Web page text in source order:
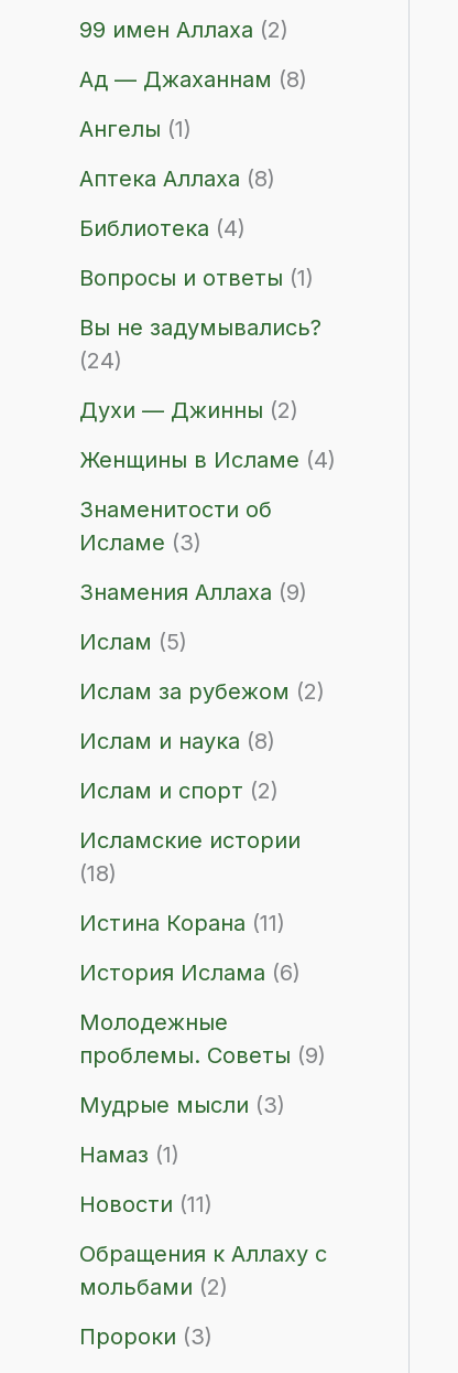
99 имен Аллаха (2)
Ад — Джаханнам (8)
Ангелы (1)
Аптека Аллаха (8)
Библиотека (4)
Вопросы и ответы (1)
Вы не задумывались?
(24)
Духи — Джинны (2)
Женщины в Исламе (4)
Знаменитости об
Исламе (3)
Знамения Аллаха (9)
Ислам (5)
Ислам за рубежом (2)
Ислам и наука (8)
Ислам и спорт (2)
Исламские истории
(18)
Истина Корана (11)
История Ислама (6)
Молодежные
проблемы. Советы (9)
Мудрые мысли (3)
Намаз (1)
Новости (11)
Обращения к Аллаху с
мольбами (2)
Пророки (3)